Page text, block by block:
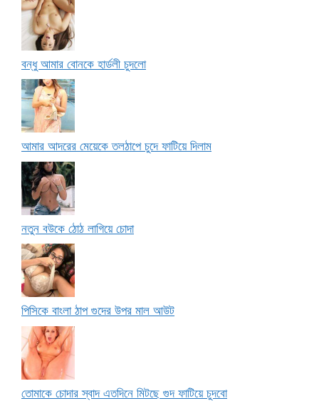
বন্ধু আমার বোনকে হার্ডলী চুদলো
আমার আদরের মেয়েকে তলঠাপে চুদে ফাটিয়ে দিলাম
নতুন বউকে ঠোঠ লাগিয়ে চোদা
পিসিকে বাংলা ঠাপ গুদের উপর মাল আউট
তোমাকে চোদার স্বাদ এতদিনে মিটছে গুদ ফাটিয়ে চুদবো